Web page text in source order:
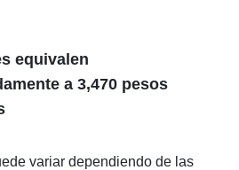
equivalen
a 3,470 pesos
variar dependiendo de las